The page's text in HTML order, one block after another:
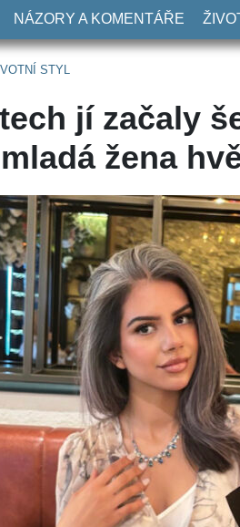
NÁZORY A KOMENTÁŘE
STYL
jí začaly
žena